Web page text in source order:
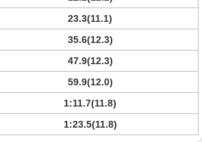
23.3(11.1)
35.6(12.3)
47.9(12.3)
59.9(12.0)
1:11.7(11.8)
1:23.5(11.8)